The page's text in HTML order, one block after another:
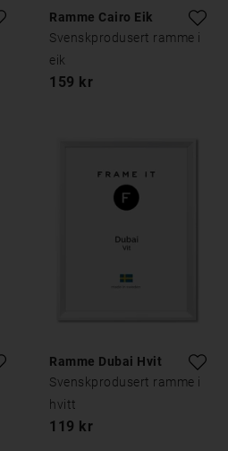
Ramme Cairo Eik
Svenskprodusert ramme i
eik
159 kr
Ramme Dubai Hvit
Svenskprodusert ramme i
hvitt
119 kr